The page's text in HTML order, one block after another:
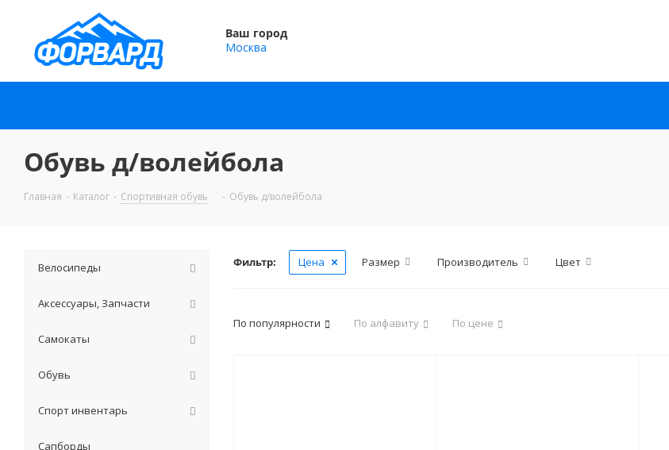
Ваш город
Москва
Обувь д/волейбола
Главная - Каталог - Спортивная обувь - Обувь д/волейбола
Фильтр: Цена Размер Производитель Цвет
По популярности По алфавиту По цене
Велосипеды
Аксессуары, Запчасти
Самокаты
Обувь
Спорт инвентарь
Сапборды